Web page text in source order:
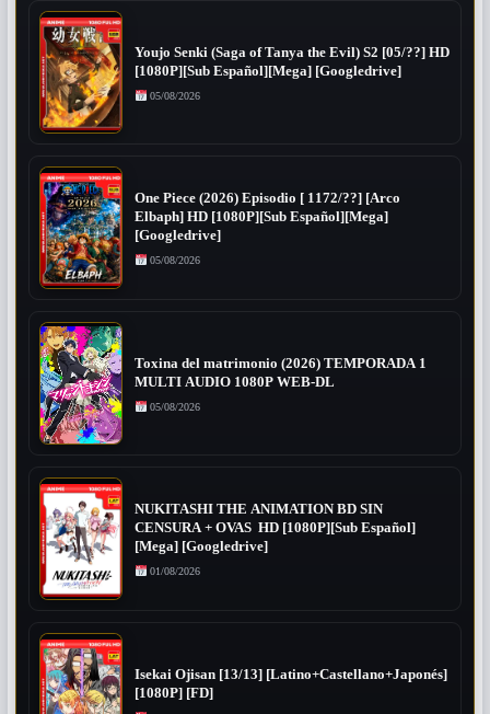
Youjo Senki (Saga of Tanya the Evil) S2 [05/??] HD
[1080P][Sub Español][Mega] [Googledrive]
05/08/2026
One Piece (2026) Episodio [ 1172/??] [Arco
Elbaph] HD [1080P][Sub Español][Mega]
[Googledrive]
05/08/2026
Toxina del matrimonio (2026) TEMPORADA 1
MULTI AUDIO 1080P WEB-DL
05/08/2026
NUKITASHI THE ANIMATION BD SIN
CENSURA + OVAS HD [1080P][Sub Español]
[Mega] [Googledrive]
01/08/2026
Isekai Ojisan [13/13] [Latino+Castellano+Japonés]
[1080P] [FD]